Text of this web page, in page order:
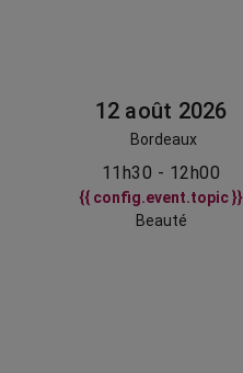
12 août 2026
Bordeaux
11h30 - 12h00
{{ config.event.topic }}
Beauté